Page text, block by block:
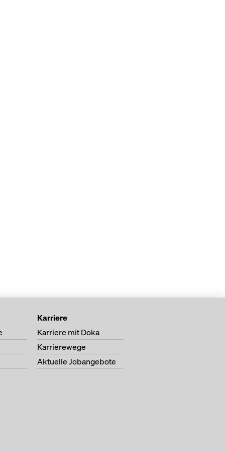
Karriere
Karriere mit Doka
Karrierewege
Aktuelle Jobangebote